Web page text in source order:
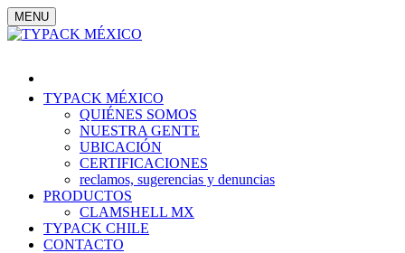
MENU
TYPACK MÉXICO
QUIÉNES SOMOS
NUESTRA GENTE
UBICACIÓN
CERTIFICACIONES
reclamos, sugerencias y denuncias
PRODUCTOS
CLAMSHELL MX
TYPACK CHILE
CONTACTO